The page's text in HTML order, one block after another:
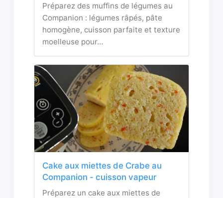
Préparez des muffins de légumes au
Companion : légumes râpés, pâte
homogène, cuisson parfaite et texture
moelleuse pour…
Cake aux miettes de Crabe au
Companion - cuisson vapeur
Préparez un cake aux miettes de